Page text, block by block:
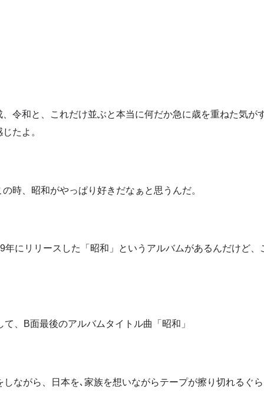
令和と、これだけ並ぶと本当に何だか急に歳を重ねた気が
たよ。
時、昭和がやっぱり好きだなぁと思うんだ。
にリリースした「昭和」というアルバムがあるんだけど、
、B面最後のアルバムタイトル曲「昭和」
ながら、日本を､家族を想いながらテープが擦り切れるぐ